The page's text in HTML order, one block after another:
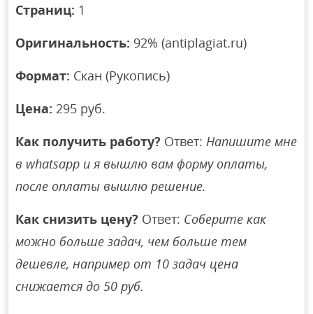
Страниц: 1
Оригинальность: 92% (antiplagiat.ru)
Формат: Скан (Рукопись)
Цена: 295 руб.
Как получить работу? Ответ:Напишите мне
в whatsapp и я вышлю вам форму оплаты,
после оплаты вышлю решение.
Как снизить цену? Ответ: Соберите как
можно больше задач, чем больше тем
дешевле, например от 10 задач цена
снижается до 50 руб.